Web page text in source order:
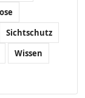
Sichtschutz
Wissen